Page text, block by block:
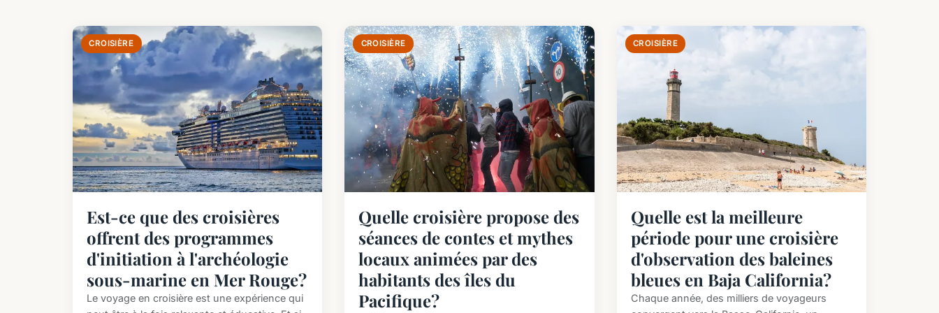
CROISIÈRE
Est-ce que des croisières
offrent des programmes
d'initiation à l'archéologie
sous-marine en Mer Rouge?
Le voyage en croisière est une expérience qui
CROISIÈRE
Quelle croisière propose des
séances de contes et mythes
locaux animées par des
habitants des îles du
Pacifique?
CROISIÈRE
Quelle est la meilleure
période pour une croisière
d'observation des baleines
bleues en Baja California?
Chaque année, des milliers de voyageurs